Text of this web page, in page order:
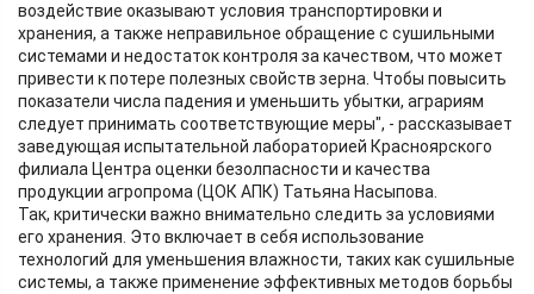
воздействие оказывают условия транспортировки и
хранения, а также неправильное обращение с сушильными
системами и недостаток контроля за качеством, что может
привести к потере полезных свойств зерна. Чтобы повысить
показатели числа падения и уменьшить убытки, аграриям
следует принимать соответствующие меры", - рассказывает
заведующая испытательной лабораторией Красноярского
филиала Центра оценки безолпасности и качества
продукции агропрома (ЦОК АПК) Татьяна Насыпова.
Так, критически важно внимательно следить за условиями
его хранения. Это включает в себя использование
технологий для уменьшения влажности, таких как сушильные
системы, а также применение эффективных методов борьбы